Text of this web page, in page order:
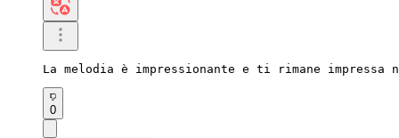
La melodia è impressionante e ti rimane impressa
0